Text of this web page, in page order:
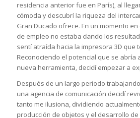
residencia anterior fue en París), al
cómoda y descubrí la riqueza del
Gran Ducado ofrece. En un momento
de empleo no estaba dando los
sentí atraída hacia la impresora 3D que
Reconociendo el potencial que se abría
nueva herramienta, decidí empezar a
Después de un largo periodo
una agencia de comunicación decidí
tanto me ilusiona, dividiendo
producción de objetos y el desarrollo